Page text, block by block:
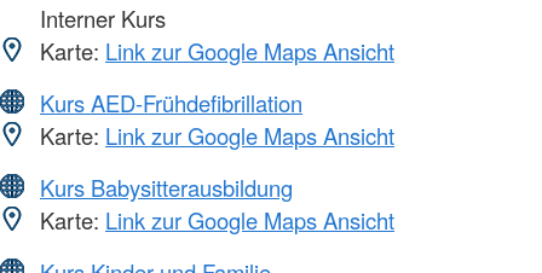
Interner Kurs
Karte: Link zur Google Maps Ansicht
Kurs AED-Frühdefibrillation
Karte: Link zur Google Maps Ansicht
Kurs Babysitterausbildung
Karte: Link zur Google Maps Ansicht